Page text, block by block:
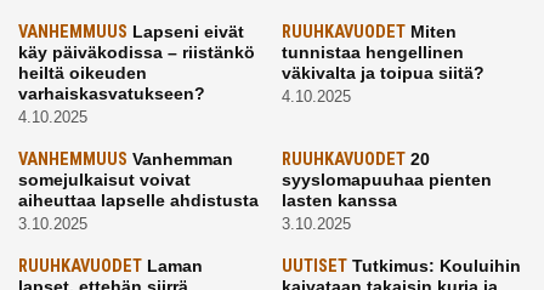
VANHEMMUUS Lapseni eivät
käy päiväkodissa – riistänkö
heiltä oikeuden
varhaiskasvatukseen?
4.10.2025
RUUHKAVUODETMiten
tunnistaa hengellinen
väkivalta ja toipua siitä?
4.10.2025
VANHEMMUUS Vanhemman
somejulkaisut voivat
aiheuttaa lapselle ahdistusta
3.10.2025
RUUHKAVUODET20
syyslomapuuhaa pienten
lasten kanssa
3.10.2025
RUUHKAVUODET Laman
UUTISETTutkimus: Kouluihin